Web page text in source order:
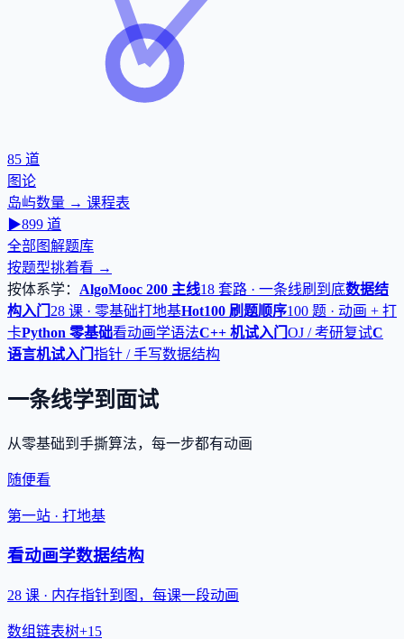
85 道
图论
岛屿数量 → 课程表
▶899 道
全部图解题库
按题型挑着看 →
按体系学： AlgoMooc 200 主线18 套路 · 一条线刷到底数据结
构入门 28 课 · 零基础打地基Hot100 刷题顺序100 题 · 动画 + 打
卡Python 零基础看动画学语法C++ 机试入门 OJ / 考研复试C
语言机试入门 指针 / 手写数据结构
一条线学到面试
从零基础到手撕算法，每一步都有动画
随便看
第一站 · 打地基
看动画学数据结构
28 课 · 内存指针到图，每课一段动画
数组链表树+15